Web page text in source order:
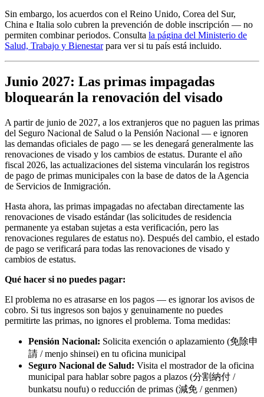
Sin embargo, los acuerdos con el Reino Unido, Corea del Sur,
China e Italia solo cubren la prevención de doble inscripción — no
permiten combinar periodos. Consulta la página del Ministerio de
Salud, Trabajo y Bienestarpara ver si tu país está incluido.
Junio 2027: Las primas impagadas
bloquearán la renovación del visado
A partir de junio de 2027, a los extranjeros que no paguen las primas
del Seguro Nacional de Salud o la Pensión Nacional — e ignoren
las demandas oficiales de pago — se les denegará generalmente las
renovaciones de visado y los cambios de estatus. Durante el año
fiscal 2026, las actualizaciones del sistema vincularán los registros
de pago de primas municipales con la base de datos de la Agencia
de Servicios de Inmigración.
Hasta ahora, las primas impagadas no afectaban directamente las
renovaciones de visado estándar (las solicitudes de residencia
permanente ya estaban sujetas a esta verificación, pero las
renovaciones regulares de estatus no). Después del cambio, el estado
de pago se verificará para todas las renovaciones de visado y
cambios de estatus.
Qué hacer si no puedes pagar:
El problema no es atrasarse en los pagos — es ignorar los avisos de
cobro. Si tus ingresos son bajos y genuinamente no puedes
permitirte las primas, no ignores el problema. Toma medidas:
Pensión Nacional: Solicita exención o aplazamiento (免除申
請 / menjo shinsei) en tu oficina municipal
Seguro Nacional de Salud: Visita el mostrador de la oficina
municipal para hablar sobre pagos a plazos (分割納付 /
bunkatsu noufu) o reducción de primas (減免 / genmen)